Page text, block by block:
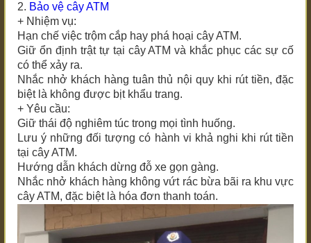
2. Bảo vệ cây ATM
+ Nhiệm vụ:
Hạn chế việc trộm cắp hay phá hoại cây ATM.
Giữ ổn định trật tự tại cây ATM và khắc phục các sự cố
có thể xảy ra.
Nhắc nhở khách hàng tuân thủ nội quy khi rút tiền, đặc
biệt là không được bịt khẩu trang.
+ Yêu cầu:
Giữ thái độ nghiêm túc trong mọi tình huống.
Lưu ý những đối tượng có hành vi khả nghi khi rút tiền
tại cây ATM.
Hướng dẫn khách dừng đỗ xe gọn gàng.
Nhắc nhở khách hàng không vứt rác bừa bãi ra khu vực
cây ATM, đặc biệt là hóa đơn thanh toán.